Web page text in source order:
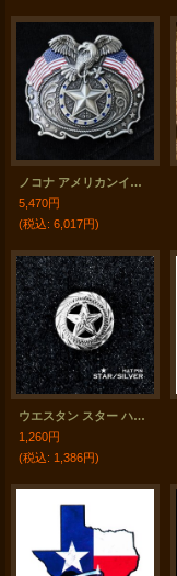
ノコナ アメリカンイーグル スター 星条旗 ウエスタン ベルト バックル/Nocona Buckle Eagle Star
5,470円
(税込: 6,017円)
ウエスタン スター ハットピン ピンバッジ（シルバー）/Hat Pin Star Silver
1,260円
(税込: 1,386円)